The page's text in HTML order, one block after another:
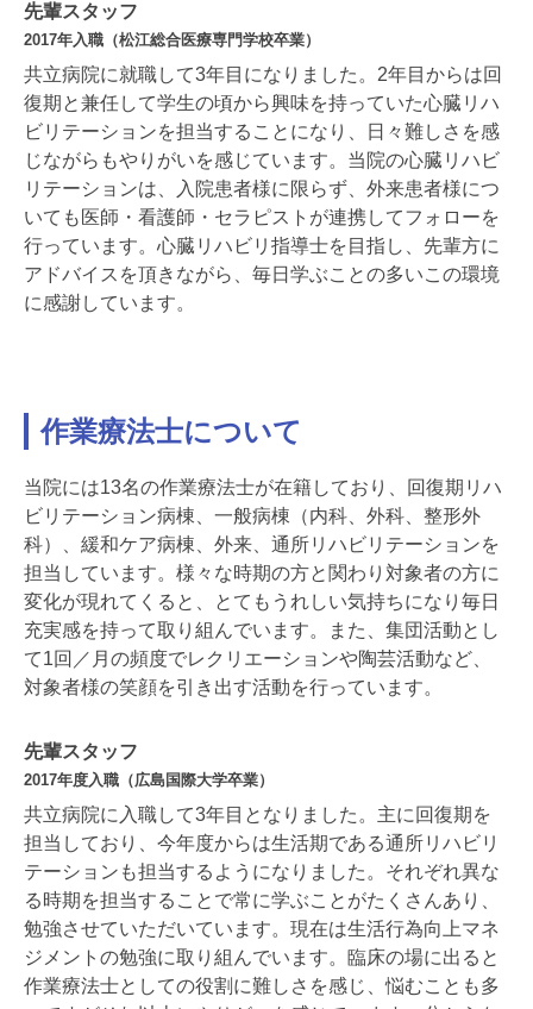
先輩スタッフ
2017年入職（松江総合医療専門学校卒業）
共立病院に就職して3年目になりました。2年目からは回
復期と兼任して学生の頃から興味を持っていた心臓リハ
ビリテーションを担当することになり、日々難しさを感
じながらもやりがいを感じています。当院の心臓リハビ
リテーションは、入院患者様に限らず、外来患者様につ
いても医師・看護師・セラピストが連携してフォローを
行っています。心臓リハビリ指導士を目指し、先輩方に
アドバイスを頂きながら、毎日学ぶことの多いこの環境
に感謝しています。
作業療法士について
当院には13名の作業療法士が在籍しており、回復期リハ
ビリテーション病棟、一般病棟（内科、外科、整形外
科）、緩和ケア病棟、外来、通所リハビリテーションを
担当しています。様々な時期の方と関わり対象者の方に
変化が現れてくると、とてもうれしい気持ちになり毎日
充実感を持って取り組んでいます。また、集団活動とし
て1回／月の頻度でレクリエーションや陶芸活動など、
対象者様の笑顔を引き出す活動を行っています。
先輩スタッフ
2017年度入職（広島国際大学卒業）
共立病院に入職して3年目となりました。主に回復期を
担当しており、今年度からは生活期である通所リハビリ
テーションも担当するようになりました。それぞれ異な
る時期を担当することで常に学ぶことがたくさんあり、
勉強させていただいています。現在は生活行為向上マネ
ジメントの勉強に取り組んでいます。臨床の場に出ると
作業療法士としての役割に難しさを感じ、悩むことも多